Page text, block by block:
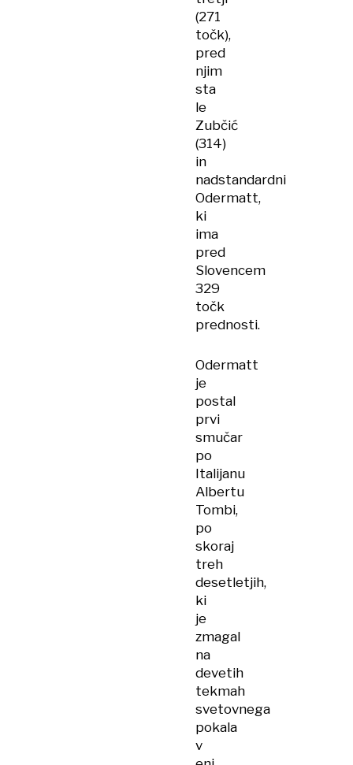
(271
točk),
pred
njim
sta
le
Zubčić
(314)
in
nadstandardni
Odermatt,
ki
ima
pred
Slovencem
329
točk
prednosti.
Odermatt
je
postal
prvi
smučar
po
Italijanu
Albertu
Tombi,
po
skoraj
treh
desetletjih,
ki
je
zmagal
na
devetih
tekmah
svetovnega
pokala
v